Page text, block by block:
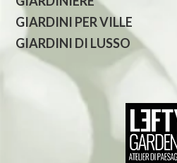
GIARDINI PER VILLE
GIARDINI DI LUSSO